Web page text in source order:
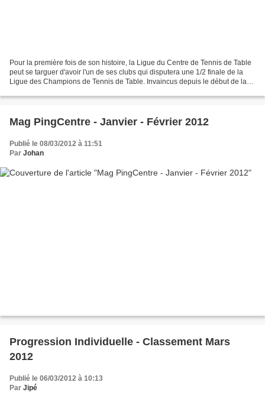
Pour la première fois de son histoire, la Ligue du Centre de Tennis de Table
peut se targuer d'avoir l'un de ses clubs qui disputera une 1/2 finale de la
Ligue des Champions de Tennis de Table. Invaincus depuis le début de la
Mag PingCentre - Janvier - Février 2012
Publié le 08/03/2012 à 11:51
Par Johan
Progression Individuelle - Classement Mars
2012
Publié le 06/03/2012 à 10:13
Par Jipé